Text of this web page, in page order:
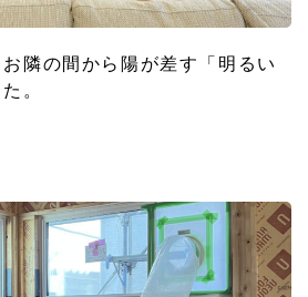
お隣の間から陽が差す「明るい
。